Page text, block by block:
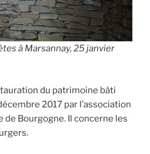
à Marsannay, 25 janvier
du patrimoine bâti
2017 par l’association
de Bourgogne. Il concerne les